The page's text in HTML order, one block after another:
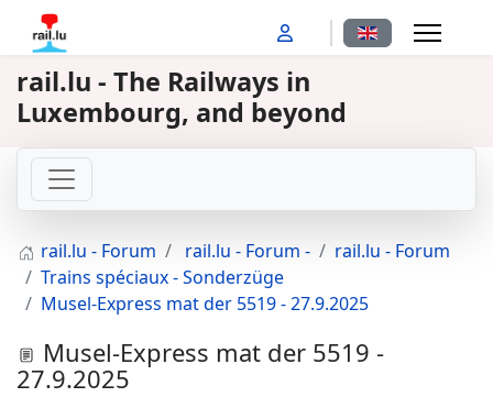
Select your
rail.lu - The Railways in
Luxembourg, and beyond
rail.lu - Forum rail.lu - Forum -
rail.lu - Forum
Trains spéciaux - Sonderzüge
Musel-Express mat der 5519 - 27.9.2025
Musel-Express mat der 5519 -
27.9.2025